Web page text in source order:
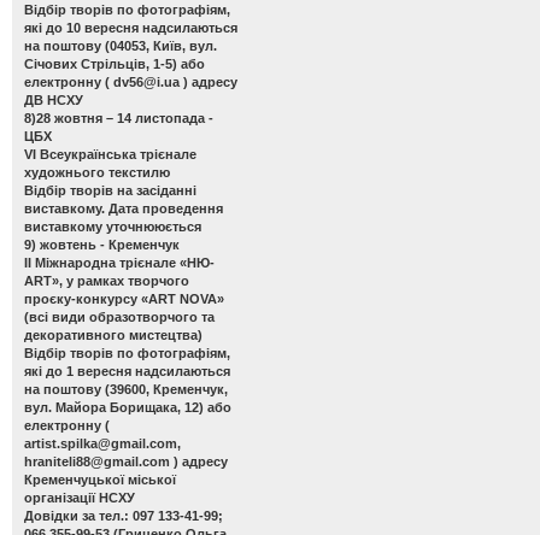
Відбір творів по фотографіям,
які до 10 вересня надсилаються
на поштову (04053, Київ, вул.
Січових Стрільців, 1-5) або
електронну ( dv56@i.ua ) адресу
ДВ НСХУ
8)28 жовтня – 14 листопада -
ЦБХ
VІ Всеукраїнська трієнале
художнього текстилю
Відбір творів на засіданні
виставкому. Дата проведення
виставкому уточнююється
9) жовтень - Кременчук
ІІ Міжнародна трієнале «НЮ-
АRТ», у рамках творчого
проєку-конкурсу «ART NOVA»
(всі види образотворчого та
декоративного мистецтва)
Відбір творів по фотографіям,
які до 1 вересня надсилаються
на поштову (39600, Кременчук,
вул. Майора Борищака, 12) або
електронну (
artist.spilka@gmail.com,
hraniteli88@gmail.com ) адресу
Кременчуцької міської
організації НСХУ
Довідки за тел.: 097 133-41-99;